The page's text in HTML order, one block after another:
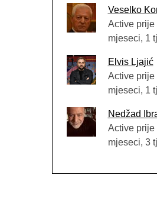
Veselko
Active prije
mjeseci, 1
Elvis Ljajić
Active prije
mjeseci, 1
Nedžad
Active prije
mjeseci, 3